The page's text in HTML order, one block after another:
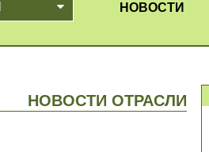
ВЫПАДАЮЩЕЕ МЕНЮ
НОВОСТИ
НОВОСТИ ОТРАСЛИ